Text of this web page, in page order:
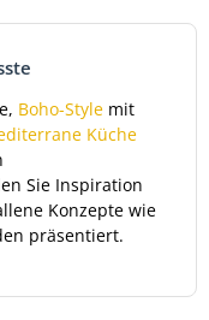
Boho-Style mit
Küche
Sie Inspiration
Konzepte wie
präsentiert.